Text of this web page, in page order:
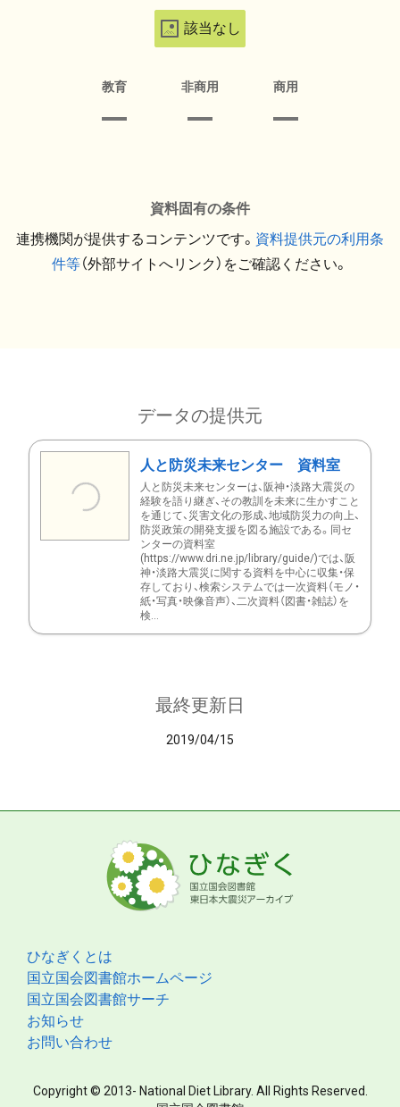
該当なし
教育 非商用 商用
資料固有の条件
連携機関が提供するコンテンツです。 資料提供元の利用条
件等（外部サイトへリンク）をご確認ください。
データの提供元
人と防災未来センター 資料室
人と防災未来センターは、阪神・淡路大震災の
経験を語り継ぎ、その教訓を未来に生かすこと
を通じて、災害文化の形成、地域防災力の向上、
防災政策の開発支援を図る施設である。同セ
ンターの資料室
(https://www.dri.ne.jp/library/guide/)では、阪
神・淡路大震災に関する資料を中心に収集・保
存しており、検索システムでは一次資料（モノ・
紙・写真・映像音声）、二次資料（図書・雑誌）を
検...
最終更新日
2019/04/15
ひなぎくとは
国立国会図書館ホームページ
国立国会図書館サーチ
お知らせ
お問い合わせ
Copyright © 2013- National Diet Library. All Rights Reserved.